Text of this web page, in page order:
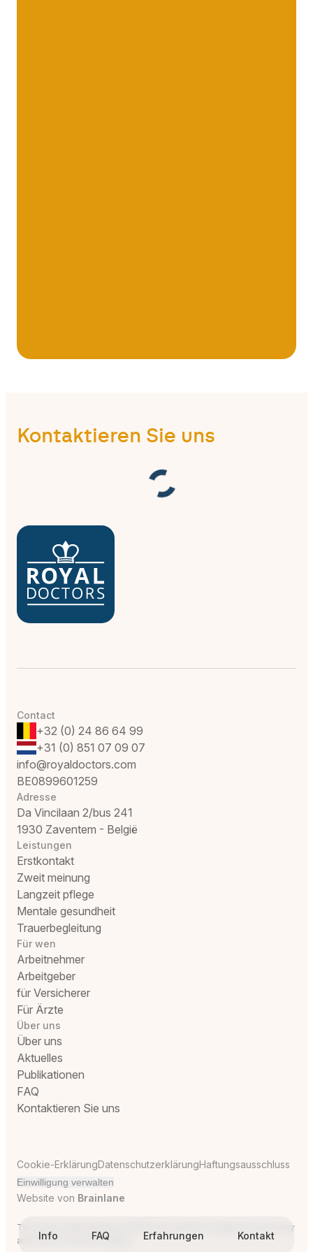
Info FAQ Erfahrungen Kontakt
Kontaktieren Sie uns
Contact
+32 (0) 24 86 64 99
+31 (0) 851 07 09 07
info@royaldoctors.com
BE0899601259
Adresse
Da Vincilaan 2/bus 241
1930 Zaventem - België
Leistungen
Erstkontakt
Zweit meinung
Langzeit pflege
Mentale gesundheit
Trauerbegleitung
Für wen
Arbeitnehmer
Arbeitgeber
für Versicherer
Für Ärzte
Über uns
Über uns
Aktuelles
Publikationen
FAQ
Kontaktieren Sie uns
Cookie-ErklärungDatenschutzerklärungHaftungsausschluss
Einwilligung verwalten
Website von Brainlane
This site is protected by reCAPTCHA and the Google
Privacy Policy
and
Terms of Serviceapply.